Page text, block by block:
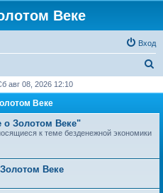
Веке
Вход
с
авг 08, 2026 12:10
Веке
о Золотом Веке"
к теме безденежной экономики
Веке